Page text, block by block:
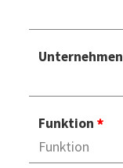
Unternehmen
Funktion